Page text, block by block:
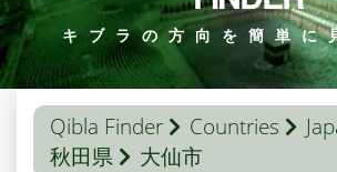
キブラの方向を簡単に
Qibla Finder Countries
秋田県
大仙市